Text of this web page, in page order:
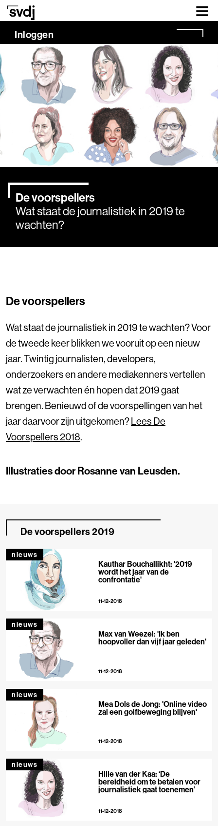
Naar hoofdinhoud
Inloggen
De voorspellers
Wat staat de journalistiek in 2019 te
wachten?
De voorspellers
Wat staat de journalistiek in 2019 te wachten? Voor
de tweede keer blikken we vooruit op een nieuw
jaar. Twintig journalisten, developers,
onderzoekers en andere mediakenners vertellen
wat ze verwachten én hopen dat 2019 gaat
brengen. Benieuwd of de voorspellingen van het
jaar daarvoor zijn uitgekomen?Lees De
Voorspellers 2018.
Illustraties doorRosanne van Leusden.
De voorspellers 2019
nieuws
Kauthar Bouchallikht: '2019
wordt het jaar van de
confrontatie'
11-12-2018
nieuws
Max van Weezel: 'Ik ben
hoopvoller dan vijf jaar geleden'
11-12-2018
nieuws
Mea Dols de Jong: 'Online video
zal een golfbeweging blijven'
11-12-2018
nieuws
Hille van der Kaa: ‘De
bereidheid om te betalen voor
journalistiek gaat toenemen’
11-12-2018